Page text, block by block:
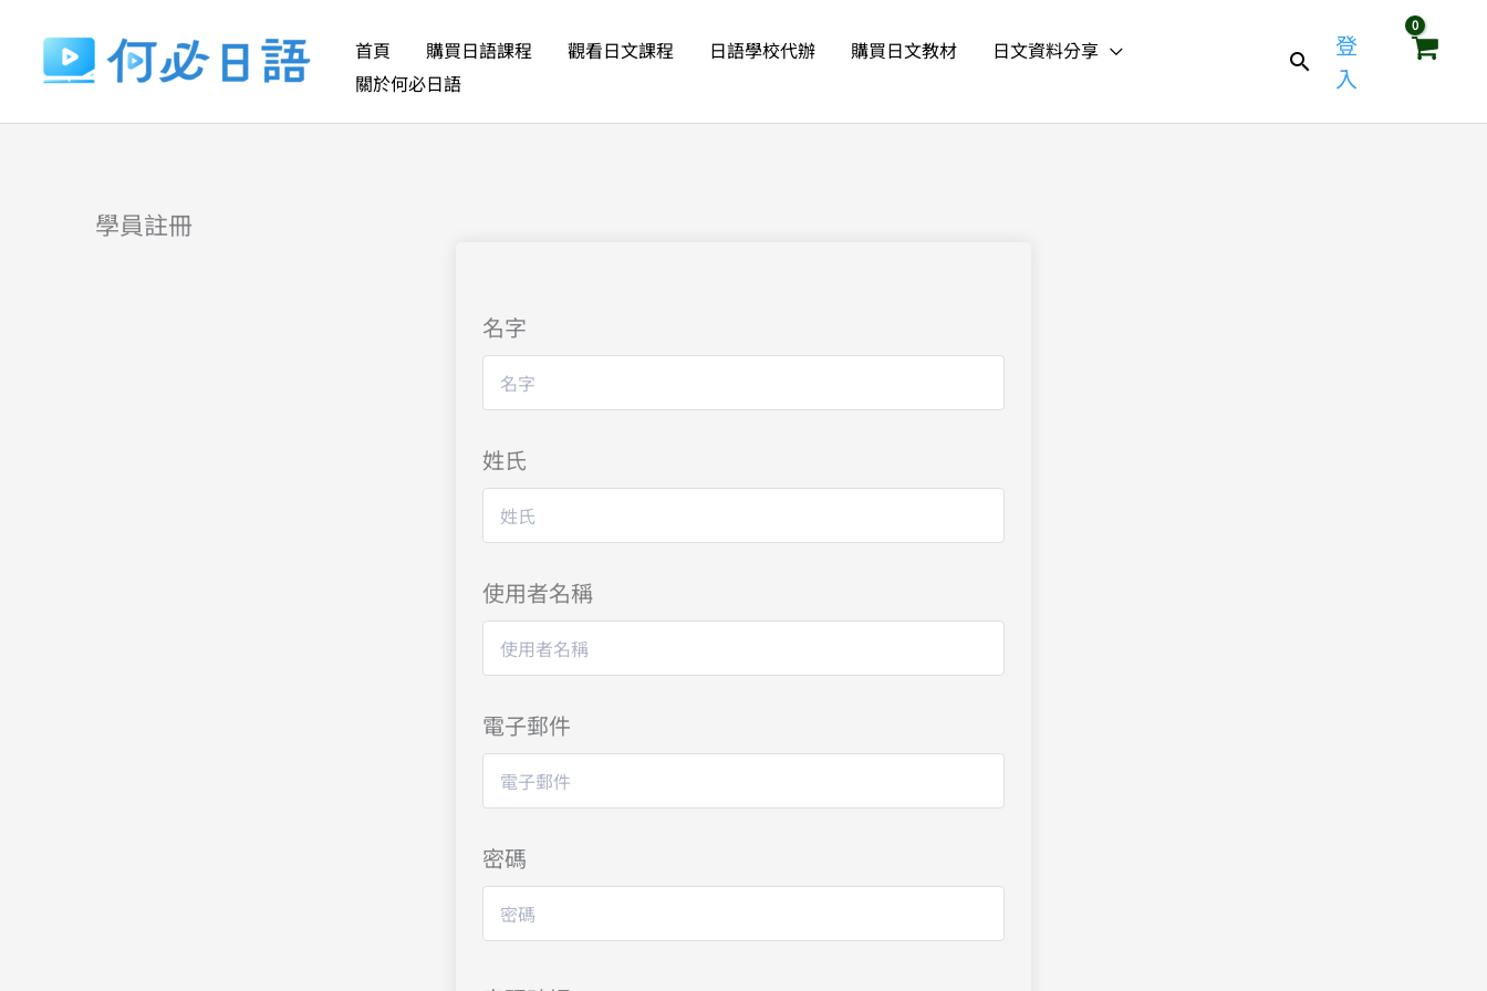
要
首頁 購買日語課程 觀看日文課程 日語學校代辦 購買日文教材
日文資料分享
關於何必日語
登
入
學員註冊
名字
姓氏
使用者名稱
電子郵件
密碼